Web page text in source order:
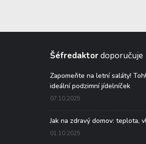
Šéfredaktordoporučuje
Zapomeňte na letní saláty!
ideální podzimní jídelníček
07.10.2025
Jak na zdravý domov: teplota,
01.10.2025